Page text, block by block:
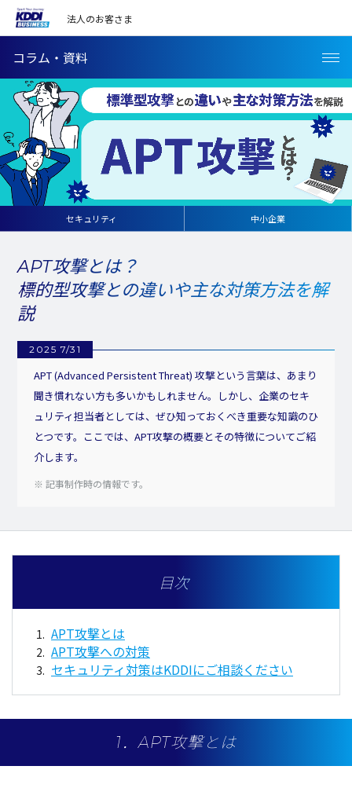
法人のお客さま
コラム・資料
セキュリティ 中小企業
APT攻撃とは？
標的型攻撃との違いや主な対策方法を解
説
2025 7/31
APT (Advanced Persistent Threat) 攻撃という言葉は、あまり
聞き慣れない方も多いかもしれません。しかし、企業のセキ
ュリティ担当者としては、ぜひ知っておくべき重要な知識のひ
とつです。ここでは、APT攻撃の概要とその特徴についてご紹
介します。
※ 記事制作時の情報です。
目次
APT攻撃とは
APT攻撃への対策
セキュリティ対策はKDDIにご相談ください
1．APT攻撃とは